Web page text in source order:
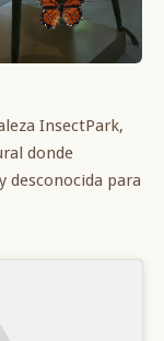
InsectPark,
donde
desconocida para